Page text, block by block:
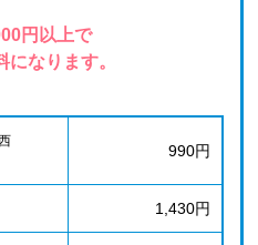
円以上で
になります。
990円
1,430円